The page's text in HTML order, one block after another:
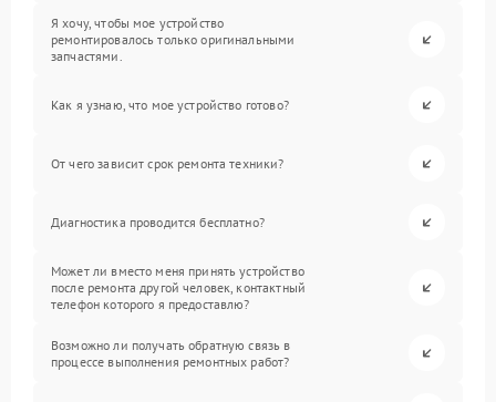
Я хочу, чтобы мое устройство
ремонтировалось только оригинальными
запчастями.
Как я узнаю, что мое устройство готово?
От чего зависит срок ремонта техники?
Диагностика проводится бесплатно?
Может ли вместо меня принять устройство
после ремонта другой человек, контактный
телефон которого я предоставлю?
Возможно ли получать обратную связь в
процессе выполнения ремонтных работ?